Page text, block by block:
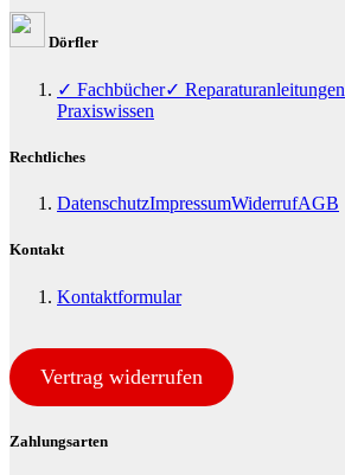
Dörfler
✓ Fachbücher✓ Reparaturanleitungen
Praxiswissen
Rechtliches
DatenschutzImpressumWiderrufAGB
Kontakt
Kontaktformular
Vertrag widerrufen
Zahlungsarten